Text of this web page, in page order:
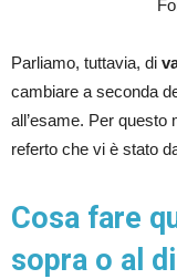
Parliamo, tuttavia, di
cambiare a seconda
all’esame. Per questo
referto che vi è stato
Cosa fare
sopra o al